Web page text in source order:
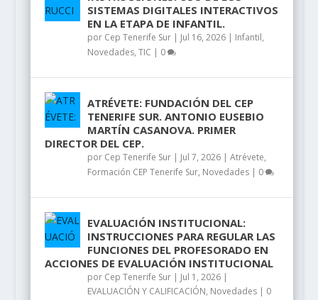
SISTEMAS DIGITALES INTERACTIVOS
EN LA ETAPA DE INFANTIL.
por Cep Tenerife Sur| Jul 16, 2026| Infantil,
Novedades, TIC | 0
ATRÉVETE: FUNDACIÓN DEL CEP
TENERIFE SUR. ANTONIO EUSEBIO
MARTÍN CASANOVA. PRIMER
DIRECTOR DEL CEP.
por Cep Tenerife Sur| Jul 7, 2026| Atrévete,
Formación CEP Tenerife Sur, Novedades| 0
EVALUACIÓN INSTITUCIONAL:
INSTRUCCIONES PARA REGULAR LAS
FUNCIONES DEL PROFESORADO EN
ACCIONES DE EVALUACIÓN INSTITUCIONAL
por Cep Tenerife Sur| Jul 1, 2026|
EVALUACIÓN Y CALIFICACIÓN, Novedades| 0